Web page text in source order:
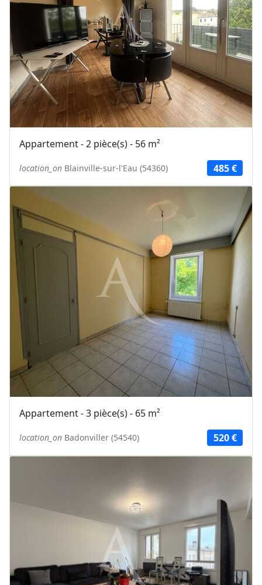
Appartement - 2 pièce(s) - 56 m²
location_on Blainville-sur-l'Eau (54360) 485 €
Appartement - 3 pièce(s) - 65 m²
location_on Badonviller (54540) 520 €